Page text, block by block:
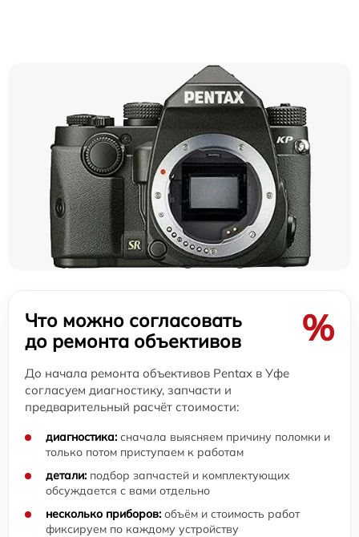
Что можно согласовать
до ремонта объективов
%
До начала ремонта объективов Pentax в Уфе
согласуем диагностику, запчасти и
предварительный расчёт стоимости:
диагностика: сначала выясняем причину поломки и
только потом приступаем к работам
детали: подбор запчастей и комплектующих
обсуждается с вами отдельно
несколько приборов: объём и стоимость работ
фиксируем по каждому устройству